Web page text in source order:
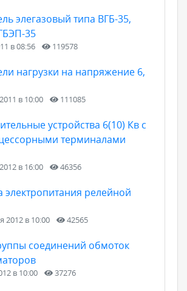
элегазовый типа ВГБ-35,
35
в 08:56 119578
нагрузки на напряжение 6,
в 10:00 111085
устройства 6(10) Кв с
терминалами
в 16:00 46356
электропитания релейной
2012 в 10:00 42565
соединений обмоток
в 10:00 37276